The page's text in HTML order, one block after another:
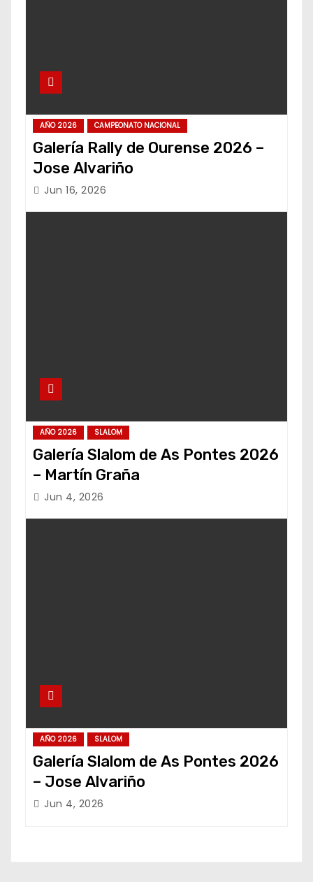
AÑO 2026 CAMPEONATO NACIONAL
Galería Rally de Ourense 2026 –
Jose Alvariño
Jun 16, 2026
AÑO 2026 SLALOM
Galería Slalom de As Pontes 2026
– Martín Graña
Jun 4, 2026
AÑO 2026 SLALOM
Galería Slalom de As Pontes 2026
– Jose Alvariño
Jun 4, 2026